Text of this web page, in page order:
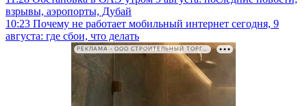
взрывы, аэропорты, Дубай
10:23 Почему не работает мобильный интернет сегодня, 9
августа: где сбои, что делать
РЕКЛАМА • ООО СТРОИТЕЛЬНЫЙ ТОРГОВЫЙ ДОМ «ПЕТРОВИЧ». ИНН: 7802348846